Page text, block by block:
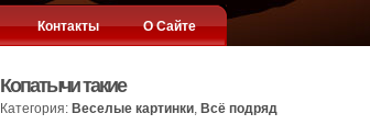
Контакты О Сайте
Копатычи такие
Категория: Веселые картинки, Всё подряд